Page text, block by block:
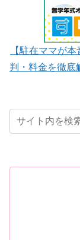
【駐在ママが
判・料金を徹底